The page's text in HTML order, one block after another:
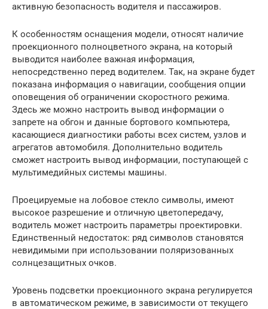
активную безопасность водителя и пассажиров.
К особенностям оснащения модели, относят наличие
проекционного полноцветного экрана, на который
выводится наиболее важная информация,
непосредственно перед водителем. Так, на экране будет
показана информация о навигации, сообщения опции
оповещения об ограничении скоростного режима.
Здесь же можно настроить вывод информации о
запрете на обгон и данные бортового компьютера,
касающиеся диагностики работы всех систем, узлов и
агрегатов автомобиля. Дополнительно водитель
сможет настроить вывод информации, поступающей с
мультимедийных системы машины.
Проецируемые на лобовое стекло символы, имеют
высокое разрешение и отличную цветопередачу,
водитель может настроить параметры проектировки.
Единственный недостаток: ряд символов становятся
невидимыми при использовании поляризованных
солнцезащитных очков.
Уровень подсветки проекционного экрана регулируется
в автоматическом режиме, в зависимости от текущего